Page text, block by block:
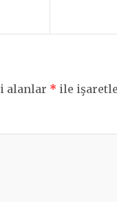
alanlar * ile